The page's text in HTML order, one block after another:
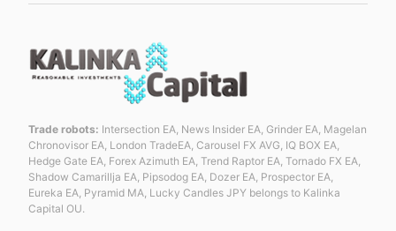
Trade robots: Intersection EA, News Insider EA, Grinder EA, Magelan
Chronovisor EA, London TradeEA, Carousel FX AVG, IQ BOX EA,
Hedge Gate EA, Forex Azimuth EA, Trend Raptor EA, Tornado FX EA,
Shadow Camarillja EA, Pipsodog EA, Dozer EA, Prospector EA,
Eureka EA, Pyramid MA, Lucky Candles JPY belongs to Kalinka
Capital OU.